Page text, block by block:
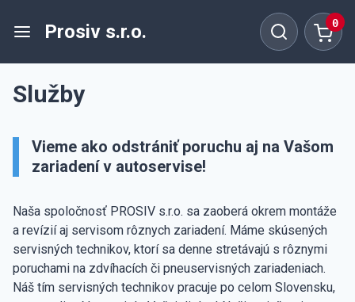
Prosiv s.r.o. 0
Služby
Vieme ako odstrániť poruchu aj na Vašom
zariadení v autoservise!
Naša spoločnosť PROSIV s.r.o. sa zaoberá okrem montáže
a revízií aj servisom rôznych zariadení. Máme skúsených
servisných technikov, ktorí sa denne stretávajú s rôznymi
poruchami na zdvíhacích či pneuservisných zariadeniach.
Náš tím servisných technikov pracuje po celom Slovensku,